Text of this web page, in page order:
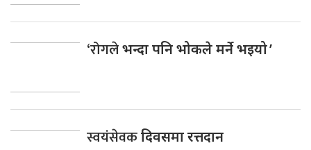
‘रोगलेभन्दा पनि भोकले मर्ने भइयो ’
स्वयंसेवकदिवसमा रत्तदान